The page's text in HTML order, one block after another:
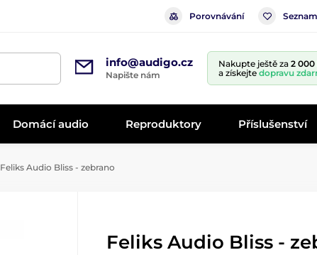
Porovnávání
info@audigo.cz
Napište nám
Nakupte ještě za 2 000
a získejte dopravu
Domácí audio Reproduktory Příslušenství
Feliks Audio Bliss - zebrano
Feliks Audio Bliss -